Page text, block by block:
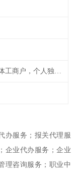
办服务；报关代理服
企业代办服务；企业
理咨询服务；职业中